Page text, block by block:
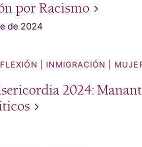
por Racismo
de 2024
INMIGRACIÓN
2024: